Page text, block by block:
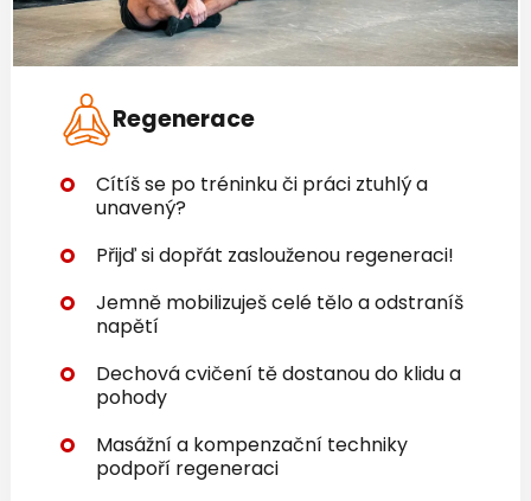
Regenerace
Cítíš se po tréninku či práci ztuhlý a
unavený?
Přijď si dopřát zaslouženou regeneraci!
Jemně mobilizuješ celé tělo a odstraníš
napětí
Dechová cvičení tě dostanou do klidu a
pohody
Masážní a kompenzační techniky
podpoří regeneraci